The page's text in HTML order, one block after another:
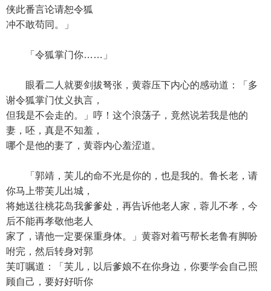
侠此番言论请恕令狐
冲不敢苟同。」
「令狐掌门你……」
眼看二人就要剑拔弩张，黄蓉压下内心的感动道：「多
谢令狐掌门仗义执言，
但我是不会走的。」哼！这个浪荡子，竟然说若我是他的
妻，呸，真是不知羞，
哪个是他的妻了，黄蓉内心羞涩道。
「郭靖，芙儿的命不光是你的，也是我的。鲁长老，请
你马上带芙儿出城，
将她送往桃花岛我爹爹处，再告诉他老人家，蓉儿不孝，今
后不能再孝敬他老人
家了，请他一定要保重身体。」黄蓉对着丐帮长老鲁有脚吩
咐完，然后转身对郭
芙叮嘱道：「芙儿，以后爹娘不在你身边，你要学会自己照
顾自己，要好好听你